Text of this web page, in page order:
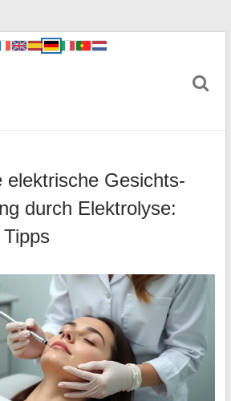
elektrische Gesichts-
durch Elektrolyse: